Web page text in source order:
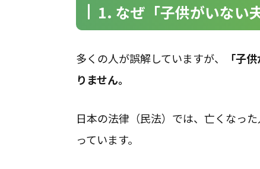
1. なぜ「子供がいない
多くの人が誤解していますが、
「子
りません。
日本の法律（民法）では、亡くなっ
っています。